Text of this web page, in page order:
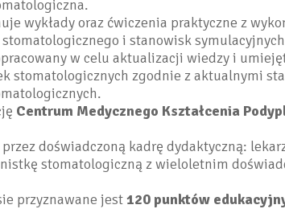
wykłady oraz ćwiczenia praktyczne z
i stanowisk
w celu aktualizacji wiedzy i
stomatologicznych zgodnie z aktualnymi
Centrum Medycznego Kształcenia
doświadczoną kadrę dydaktyczną:
stomatologiczną z wieloletnim
przyznawane jest120 punktów